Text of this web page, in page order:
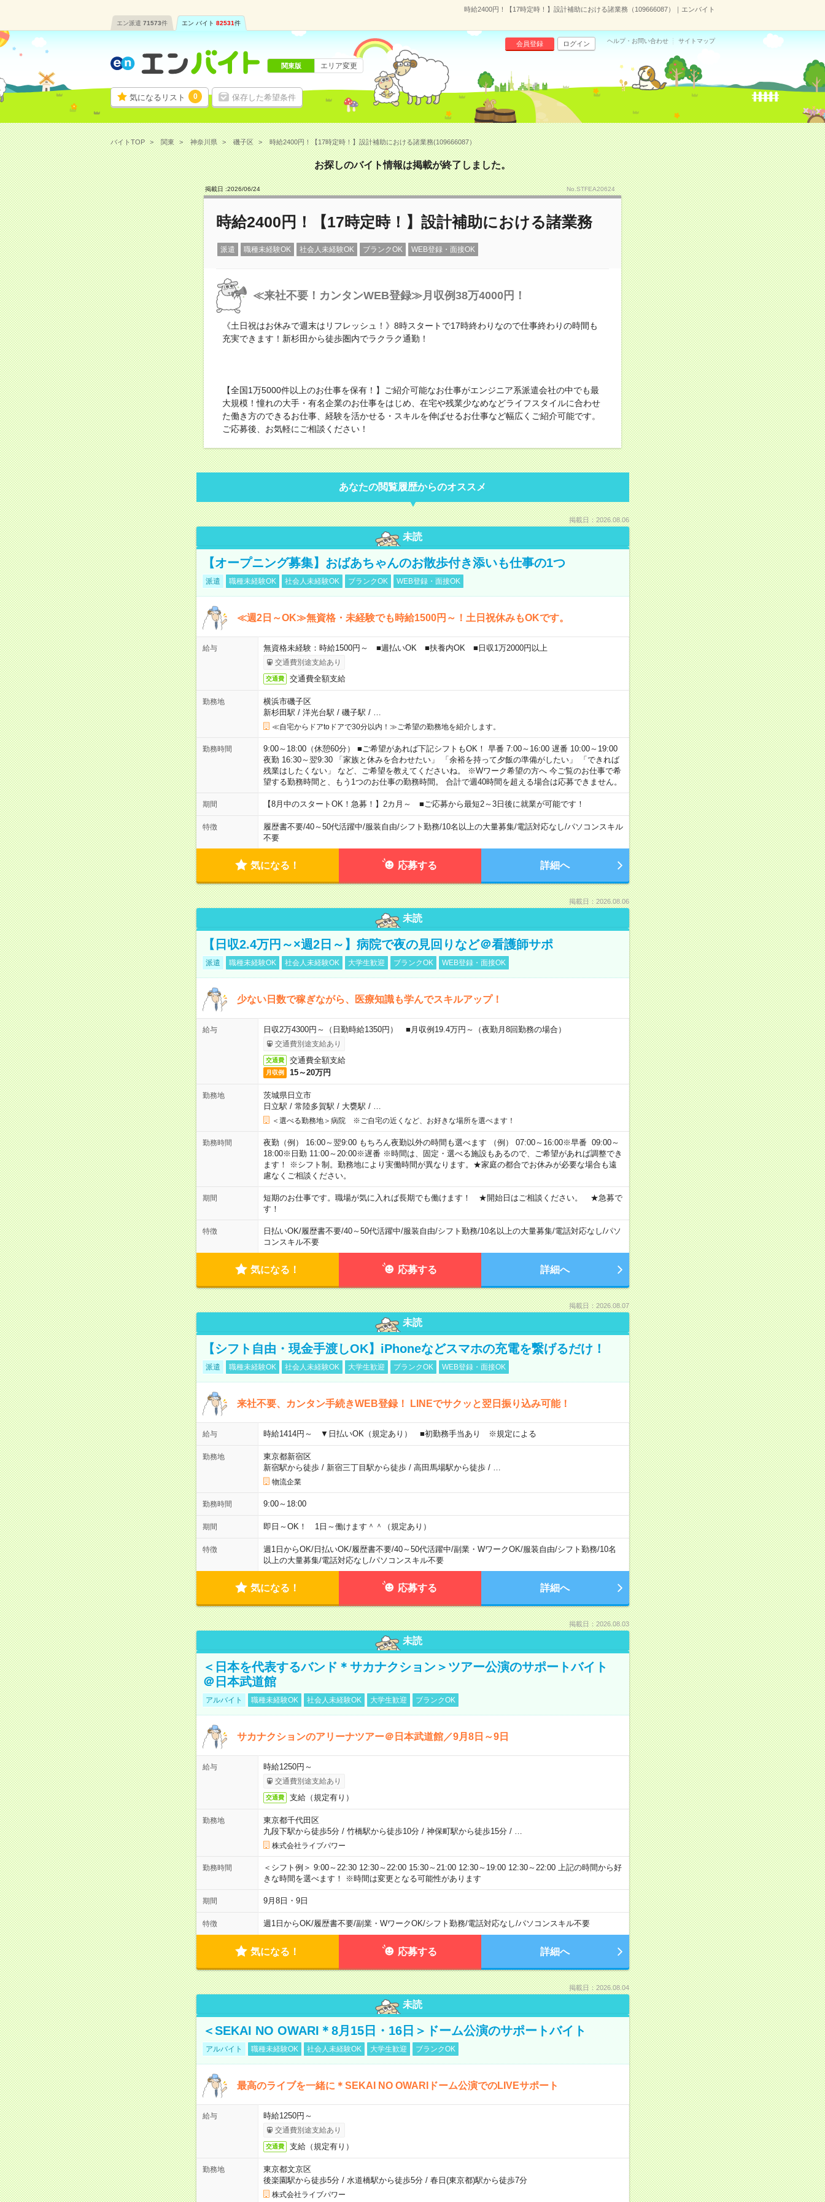
時給2400円！【17時定時！】設計補助における諸業務（109666087）｜エンバイト
エン派遣 71573件 エン バイト 82531件
気になるリスト 0 保存した希望条件
会員登録 ログイン ヘルプ・お問い合わせ サイトマップ
関東版 エリア変更
バイトTOP 関東 神奈川県 磯子区 時給2400円！【17時定時！】設計補助における諸業務(109666087）
お探しのバイト情報は掲載が終了しました。
掲載日 :2026/06/24 No.STFEA20624
時給2400円！【17時定時！】設計補助における諸業務
派遣 職種未経験OK 社会人未経験OK ブランクOK WEB登録・面接OK
≪来社不要！カンタンWEB登録≫月収例38万4000円！
《土日祝はお休みで週末はリフレッシュ！》8時スタートで17時終わりなので仕事終わりの時間も
充実できます！新杉田から徒歩圏内でラクラク通勤！
【全国1万5000件以上のお仕事を保有！】ご紹介可能なお仕事がエンジニア系派遣会社の中でも最
大規模！憧れの大手・有名企業のお仕事をはじめ、在宅や残業少なめなどライフスタイルに合わせ
た働き方のできるお仕事、経験を活かせる・スキルを伸ばせるお仕事など幅広くご紹介可能です。
ご応募後、お気軽にご相談ください！
あなたの閲覧履歴からのオススメ
掲載日：2026.08.06
未読
【オープニング募集】おばあちゃんのお散歩付き添いも仕事の1つ
派遣 職種未経験OK 社会人未経験OK ブランクOK WEB登録・面接OK
≪週2日～OK≫無資格・未経験でも時給1500円～！土日祝休みもOKです。
給与 無資格未経験：時給1500円～ ■週払いOK ■扶養内OK ■日収1万2000円以上
交通費別途支給あり
交通費 交通費全額支給
勤務地
横浜市磯子区
新杉田駅 / 洋光台駅 / 磯子駅 /
≪自宅からドアtoドアで30分以内！≫ご希望の勤務地を紹介します。
勤務時間
9:00～18:00（休憩60分） ■ご希望があれば下記シフトもOK！ 早番 7:00～16:00 遅番 10:00～19:00
夜勤 16:30～翌9:30 「家族と休みを合わせたい」 「余裕を持って夕飯の準備がしたい」 「できれば
残業はしたくない」 など、ご希望を教えてくださいね。 ※Wワーク希望の方へ 今ご覧のお仕事で希
望する勤務時間と、もう1つのお仕事の勤務時間。 合計で週40時間を超える場合は応募できません。
期間 【8月中のスタートOK！急募！】2カ月～ ■ご応募から最短2～3日後に就業が可能です！
特徴 履歴書不要/40～50代活躍中/服装自由/シフト勤務/10名以上の大量募集/電話対応なし/パソコンスキル
不要
気になる！ 応募する 詳細へ
掲載日：2026.08.06
未読
【日収2.4万円～×週2日～】病院で夜の見回りなど＠看護師サポ
派遣 職種未経験OK 社会人未経験OK 大学生歓迎 ブランクOK WEB登録・面接OK
少ない日数で稼ぎながら、医療知識も学んでスキルアップ！
給与 日収2万4300円～（日勤時給1350円） ■月収例19.4万円～（夜勤月8回勤務の場合）
交通費別途支給あり
交通費 交通費全額支給
月収例 15～20万円
勤務地
茨城県日立市
日立駅 / 常陸多賀駅 / 大甕駅 /
＜選べる勤務地＞病院 ※ご自宅の近くなど、お好きな場所を選べます！
勤務時間
夜勤（例） 16:00～翌9:00 もちろん夜勤以外の時間も選べます （例） 07:00～16:00※早番 09:00～
18:00※日勤 11:00～20:00※遅番 ※時間は、固定・選べる施設もあるので、ご希望があれば調整でき
ます！ ※シフト制。勤務地により実働時間が異なります。★家庭の都合でお休みが必要な場合も遠
慮なくご相談ください。
期間
短期のお仕事です。職場が気に入れば長期でも働けます！ ★開始日はご相談ください。 ★急募で
す！
特徴 日払いOK/履歴書不要/40～50代活躍中/服装自由/シフト勤務/10名以上の大量募集/電話対応なし/パソ
コンスキル不要
気になる！ 応募する 詳細へ
掲載日：2026.08.07
未読
【シフト自由・現金手渡しOK】iPhoneなどスマホの充電を繋げるだけ！
派遣 職種未経験OK 社会人未経験OK 大学生歓迎 ブランクOK WEB登録・面接OK
来社不要、カンタン手続きWEB登録！ LINEでサクッと翌日振り込み可能！
給与 時給1414円～ ▼日払いOK（規定あり） ■初勤務手当あり ※規定による
勤務地
東京都新宿区
新宿駅から徒歩/ 新宿三丁目駅から徒歩/ 高田馬場駅から徒歩/
物流企業
勤務時間 9:00～18:00
期間 即日～OK！ 1日～働けます＾＾（規定あり）
特徴 週1日からOK/日払いOK/履歴書不要/40～50代活躍中/副業・WワークOK/服装自由/シフト勤務/10名
以上の大量募集/電話対応なし/パソコンスキル不要
気になる！ 応募する 詳細へ
掲載日：2026.08.03
未読
＜日本を代表するバンド＊サカナクション＞ツアー公演のサポートバイト
＠日本武道館
アルバイト 職種未経験OK 社会人未経験OK 大学生歓迎 ブランクOK
サカナクションのアリーナツアー＠日本武道館／9月8日～9日
給与 時給1250円～
交通費別途支給あり
交通費 支給（規定有り）
勤務地
東京都千代田区
九段下駅から徒歩5分/ 竹橋駅から徒歩10分/ 神保町駅から徒歩15分/
株式会社ライブパワー
勤務時間
＜シフト例＞ 9:00～22:30 12:30～22:00 15:30～21:00 12:30～19:00 12:30～22:00 上記の時間から好
きな時間を選べます！ ※時間は変更となる可能性があります
期間 9月8日・9日
特徴 週1日からOK/履歴書不要/副業・WワークOK/シフト勤務/電話対応なし/パソコンスキル不要
気になる！ 応募する 詳細へ
掲載日：2026.08.04
未読
＜SEKAI NO OWARI＊8月15日・16日＞ドーム公演のサポートバイト
アルバイト 職種未経験OK 社会人未経験OK 大学生歓迎 ブランクOK
最高のライブを一緒に＊SEKAI NO OWARIドーム公演でのLIVEサポート
給与 時給1250円～
交通費別途支給あり
交通費 支給（規定有り）
勤務地
東京都文京区
後楽園駅から徒歩5分/ 水道橋駅から徒歩5分/ 春日(東京都)駅から徒歩7分
株式会社ライブパワー